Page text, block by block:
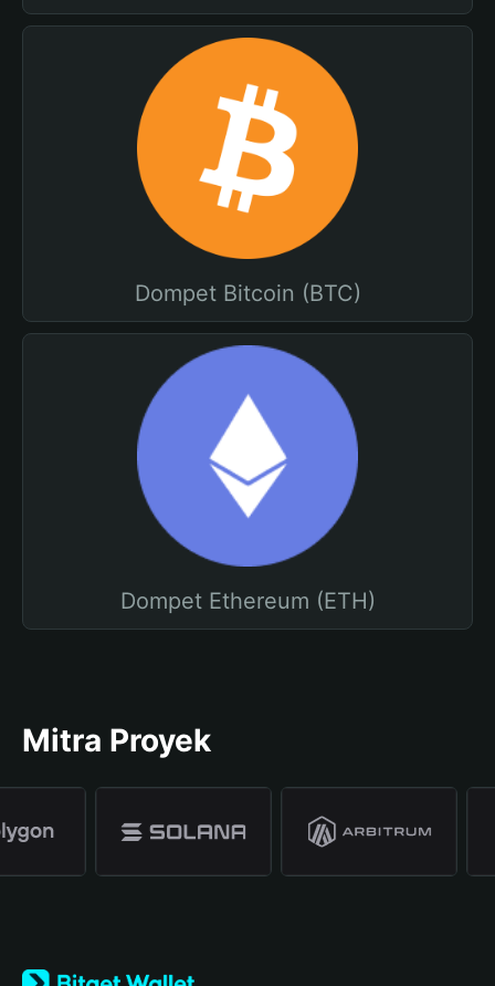
Dompet Bitcoin (BTC)
Dompet Ethereum (ETH)
Mitra Proyek